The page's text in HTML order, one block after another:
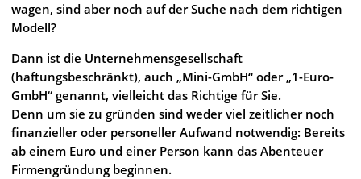
wagen, sind aber noch auf der Suche nach dem richtigen
Modell?
Dann ist die Unternehmensgesellschaft
(haftungsbeschränkt), auch „Mini-GmbH“ oder „1-Euro-
GmbH“ genannt, vielleicht das Richtige für Sie.
Denn um sie zu gründen sind weder viel zeitlicher noch
finanzieller oder personeller Aufwand notwendig: Bereits
ab einem Euro und einer Person kann das Abenteuer
Firmengründung beginnen.